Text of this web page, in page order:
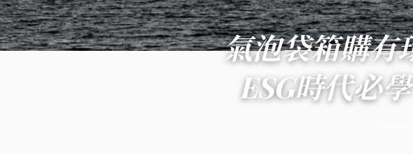
氣泡袋箱購有
ESG時代必